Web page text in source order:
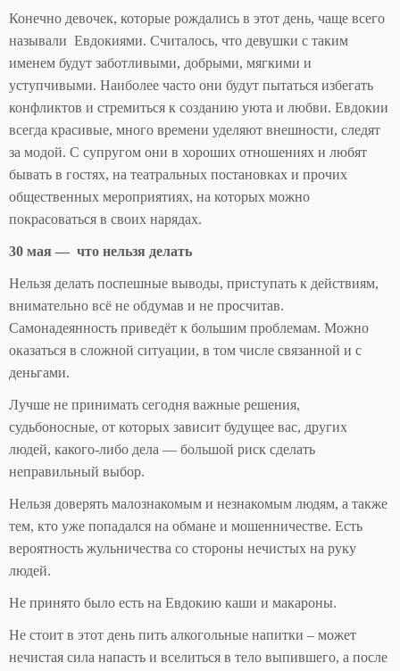
Конечно девочек, которые рождались в этот день, чаще всего
называли Евдокиями. Считалось, что девушки с таким
именем будут заботливыми, добрыми, мягкими и
уступчивыми. Наиболее часто они будут пытаться избегать
конфликтов и стремиться к созданию уюта и любви. Евдокии
всегда красивые, много времени уделяют внешности, следят
за модой. С супругом они в хороших отношениях и любят
бывать в гостях, на театральных постановках и прочих
общественных мероприятиях, на которых можно
покрасоваться в своих нарядах.
30 мая — что нельзя делать
Нельзя делать поспешные выводы, приступать к действиям,
внимательно всё не обдумав и не просчитав.
Самонадеянность приведёт к большим проблемам. Можно
оказаться в сложной ситуации, в том числе связанной и с
деньгами.
Лучше не принимать сегодня важные решения,
судьбоносные, от которых зависит будущее вас, других
людей, какого-либо дела — большой риск сделать
неправильный выбор.
Нельзя доверять малознакомым и незнакомым людям, а также
тем, кто уже попадался на обмане и мошенничестве. Есть
вероятность жульничества со стороны нечистых на руку
людей.
Не принято было есть на Евдокию каши и макароны.
Не стоит в этот день пить алкогольные напитки – может
нечистая сила напасть и вселиться в тело выпившего, а после